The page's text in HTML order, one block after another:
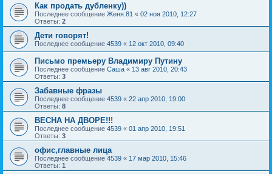
Как продать дубленку))
Последнее сообщение Женя.81 « 02 ноя 2010, 12:27
Ответы: 2
Дети говорят!
Последнее сообщение 4539 « 12 окт 2010, 09:40
Письмо премьеру Владимиру Путину
Последнее сообщение Саша « 13 авг 2010, 20:43
Ответы: 3
Забавные фразы
Последнее сообщение 4539 « 22 апр 2010, 19:00
Ответы: 8
ВЕСНА НА ДВОРЕ!!!
Последнее сообщение 4539 « 01 апр 2010, 19:51
Ответы: 3
офис,главные лица
Последнее сообщение 4539 « 17 мар 2010, 15:46
Ответы: 1